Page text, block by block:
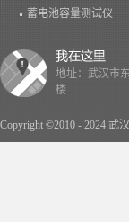
蓄电池容量测试仪
Copyright ©2010 - 2024 武
地址：武汉市
楼